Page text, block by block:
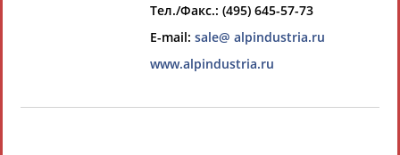
ТАБЛО АКТИВНОСТИ
Тел./Факс.: (495) 645-57-73
E-mail: sale@ alpindustria.ru
www.alpindustria.ru